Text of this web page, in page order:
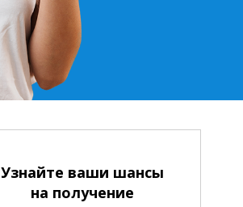
Узнайте ваши шансы
на получение